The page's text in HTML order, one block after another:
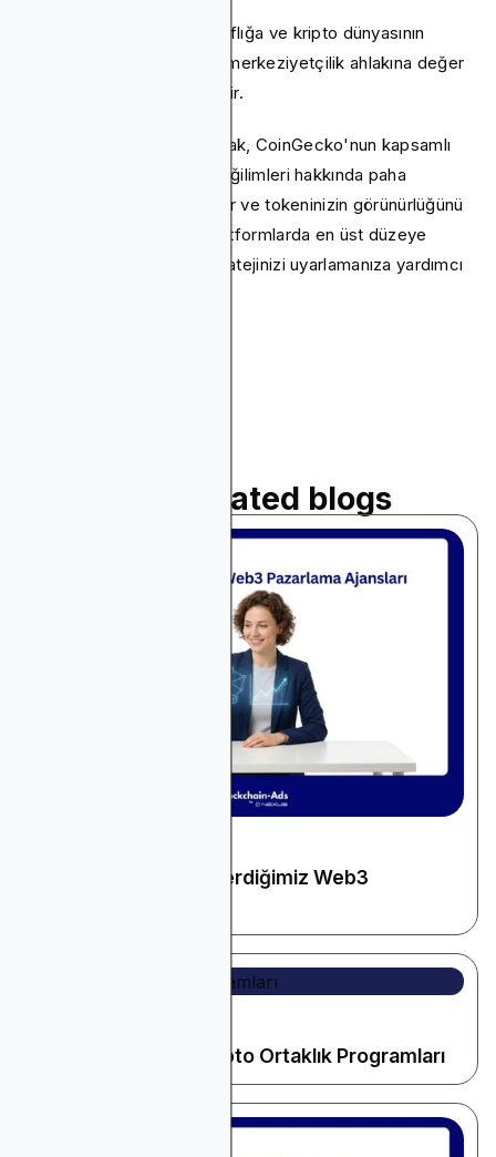
DEX'lerde listeleme, şeffaflığa ve kripto dünyasının
doğasında bulunan ademi merkeziyetçilik ahlakına değer
veren bir topluluğu çekebilir.
Platformdan bağımsız olarak, CoinGecko'nun kapsamlı
verilerine erişmek, pazar eğilimleri hakkında paha
biçilmez bilgiler sağlayabilir ve tokeninizin görünürlüğünü
ve cazibesini bu çeşitli platformlarda en üst düzeye
çıkarmak için listeleme stratejinizi uyarlamanıza yardımcı
Read related blogs
Reklamverenlere Önerdiğimiz Web3
2026 Yılının En İyi Kripto Ortaklık Programları